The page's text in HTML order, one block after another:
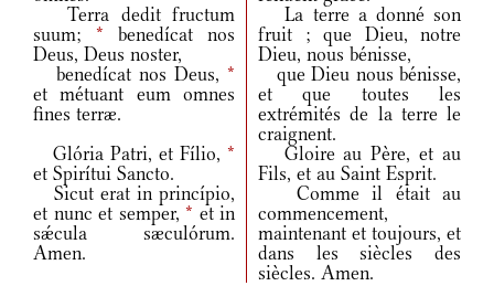
Terra dedit fructum
suum; * benedícat nos
Deus, Deus noster,
La terre a donné son
fruit ; que Dieu, notre
Dieu, nous bénisse,
benedícat nos Deus, *
et métuant eum omnes
fines terræ.
que Dieu nous bénisse,
et que toutes les
extrémités de la terre le
craignent.
Glória Patri, et Fílio, *
et Spirítui Sancto.
Gloire au Père, et au
Fils, et au Saint Esprit.
Sicut erat in princípio,
et nunc et semper, * et in
sǽcula sæculórum.
Amen.
Comme il était au
commencement,
maintenant et toujours, et
dans les siècles des
siècles. Amen.